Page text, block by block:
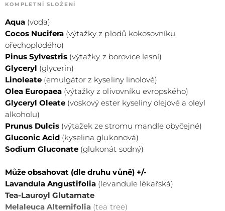
KOMPLETNÍ SLOŽENÍ
Aqua (voda)
Cocos Nucifera (výtažky z plodů kokosovníku
ořechoplodého)
Pinus Sylvestris (výtažky z borovice lesní)
Glyceryl (glycerin)
Linoleate (emulgátor z kyseliny linolové)
Olea Europaea (výtažky z olivovníku evropského)
Glyceryl Oleate (voskový ester kyseliny olejové a oleyl
alkoholu)
Prunus Dulcis (výtažek ze stromu mandle obyčejné)
Gluconic Acid (kyselina glukonová)
Sodium Gluconate (glukonát sodný)
Může obsahovat (dle druhu vůně) +/-
Lavandula Angustifolia (levandule lékařská)
Tea-Lauroyl Glutamate
Melaleuca Alternifolia (tea tree)